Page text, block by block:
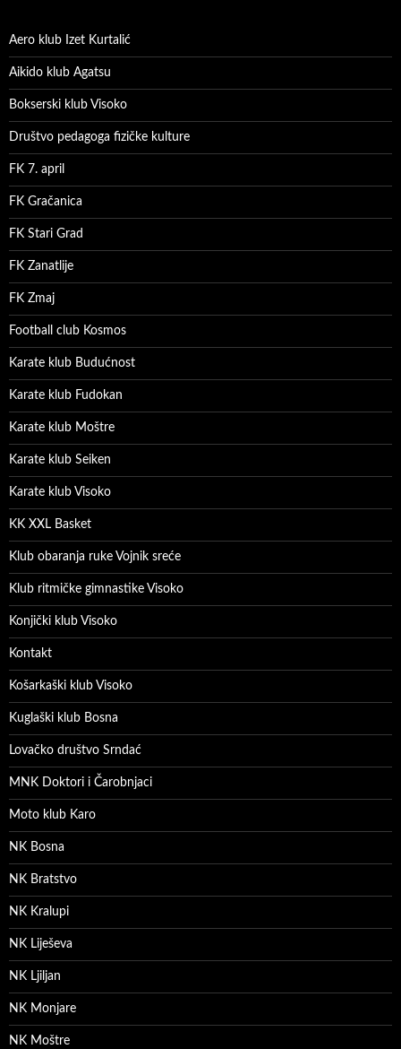
Aero klub Izet Kurtalić
Aikido klub Agatsu
Bokserski klub Visoko
Društvo pedagoga fizičke kulture
FK 7. april
FK Gračanica
FK Stari Grad
FK Zanatlije
FK Zmaj
Football club Kosmos
Karate klub Budućnost
Karate klub Fudokan
Karate klub Moštre
Karate klub Seiken
Karate klub Visoko
KK XXL Basket
Klub obaranja ruke Vojnik sreće
Klub ritmičke gimnastike Visoko
Konjički klub Visoko
Kontakt
Košarkaški klub Visoko
Kuglaški klub Bosna
Lovačko društvo Srndać
MNK Doktori i Čarobnjaci
Moto klub Karo
NK Bosna
NK Bratstvo
NK Kralupi
NK Liješeva
NK Ljiljan
NK Monjare
NK Moštre